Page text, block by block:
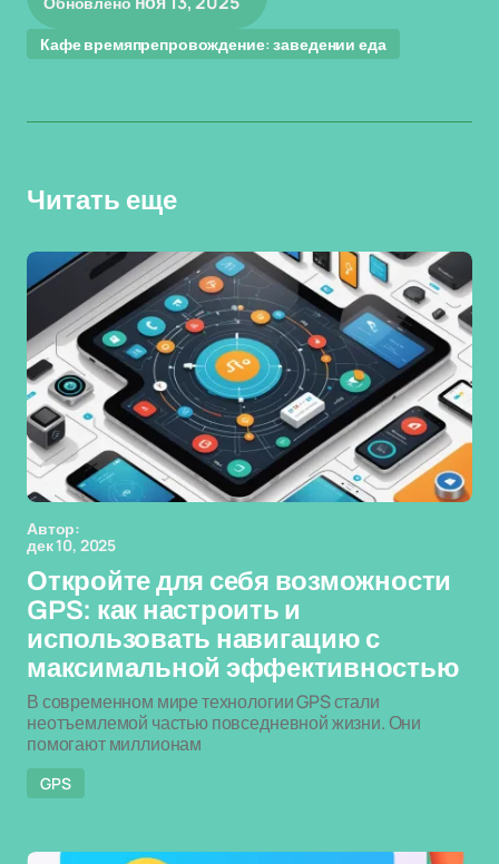
Кафе времяпрепровождение: заведении еда
Читать еще
Автор:
дек 10, 2025
Откройте для себя возможности
GPS: как настроить и
использовать навигацию с
максимальной эффективностью
В современном мире технологии GPS стали
неотъемлемой частью повседневной жизни. Они
помогают миллионам
GPS